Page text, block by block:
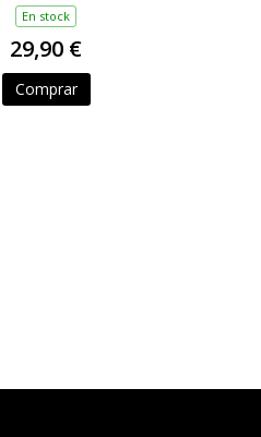
En stock
29,90 €
Comprar